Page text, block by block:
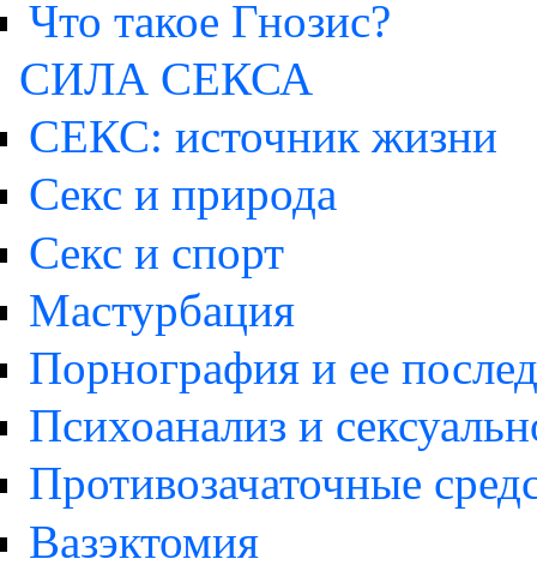
Что такое Гнозис?
СИЛА СЕКСА
СЕКС: источник жизни
Секс и природа
Секс и спорт
Мастурбация
Порнография и ее
Психоанализ и
Противозачаточные
Вазэктомия